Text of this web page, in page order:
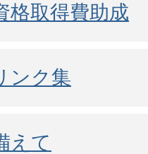
格取得費助成
ンク集
えて